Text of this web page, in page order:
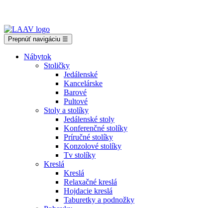
Prepnúť navigáciu ☰
Nábytok
Stoličky
Jedálenské
Kancelárske
Barové
Pultové
Stoly a stolíky
Jedálenské stoly
Konferenčné stolíky
Príručné stolíky
Konzolové stolíky
Tv stolíky
Kreslá
Kreslá
Relaxačné kreslá
Hojdacie kreslá
Taburetky a podnožky